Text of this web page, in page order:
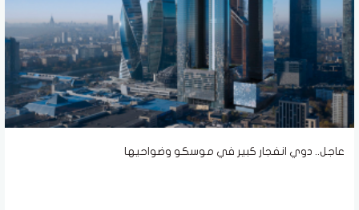
عاجل.. دوي انفجار كبير في موسكو وضواحيها